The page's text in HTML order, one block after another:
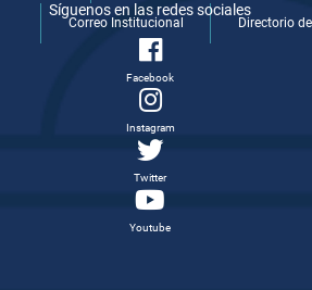
Correo Institucional Directorio
Síguenos en las redes sociales
Facebook
Instagram
Twitter
Youtube